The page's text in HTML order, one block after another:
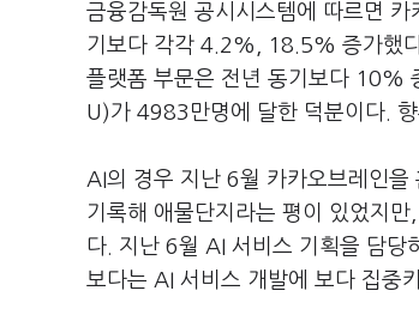
금융감독원 공시시스템에 따르면
기보다 각각 4.2%, 18.5% 증가했
플랫폼 부문은 전년 동기보다 10%
U)가 4983만명에 달한 덕분이다.
AI의 경우 지난 6월 카카오브레인
기록해 애물단지라는 평이 있었지
다. 지난 6월 AI 서비스 기획을 담당
보다는 AI 서비스 개발에 보다 집중